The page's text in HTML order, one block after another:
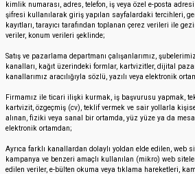
kimlik numarası, adres, telefon, iş veya özel e-posta
şifresi kullanılarak giriş yapılan sayfalardaki tercihleri,
kayıtları, tarayıcı tarafından toplanan çerez verileri ile
veriler, konum verileri şeklinde;
Satış ve pazarlama departmanı çalışanlarımız,
kanalları, kağıt üzerindeki formlar, kartvizitler, dijital
kanallarımız aracılığıyla sözlü, yazılı veya elektronik
Firmamız ile ticari ilişki kurmak, iş başvurusu yapmak,
kartvizit, özgeçmiş (cv), teklif vermek ve sair yollarla
alınan, fiziki veya sanal bir ortamda, yüz yüze ya da
elektronik ortamdan;
Ayrıca farklı kanallardan dolaylı yoldan elde edilen, web
kampanya ve benzeri amaçlı kullanılan (mikro) web
edilen veriler, e-bülten okuma veya tıklama hareketleri,